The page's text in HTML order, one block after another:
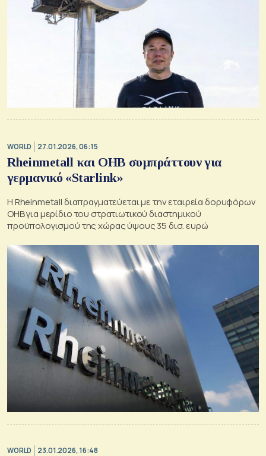
WORLD 27.01.2026, 06:15
Rheinmetall και OHB συμπράττουν για
γερμανικό «Starlink»
Η Rheinmetall διαπραγματεύεται με την εταιρεία δορυφόρων
OHB για μερίδιο του στρατιωτικού διαστημικού
προϋπολογισμού της χώρας ύψους 35 δισ. ευρώ
WORLD 23.01.2026, 16:48